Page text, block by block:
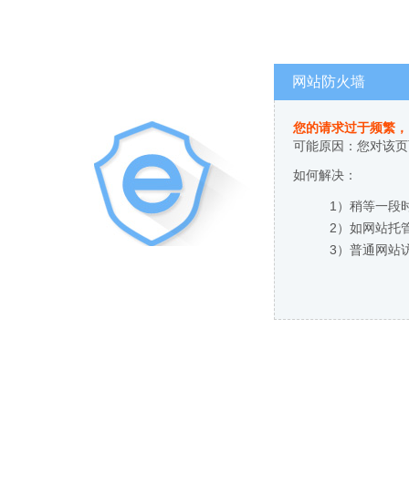
网站防火墙
您的请求过于频繁
可能原因：您对该
如何解决：
1）稍等一段
2）如网站托
3）普通网站